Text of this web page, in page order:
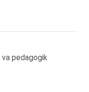
pedagogik